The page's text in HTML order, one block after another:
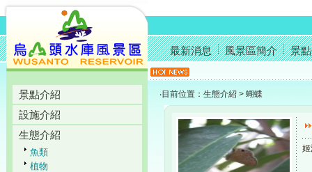
景點介紹
設施介紹
生態介紹
魚類
植物
最新消息 風景區簡介 景
‧目前位置：生態介紹 > 蝴蝶